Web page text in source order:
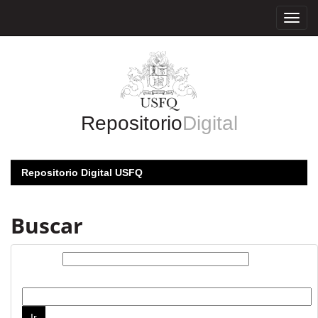
RepositorioDigital
Repositorio Digital USFQ
Buscar